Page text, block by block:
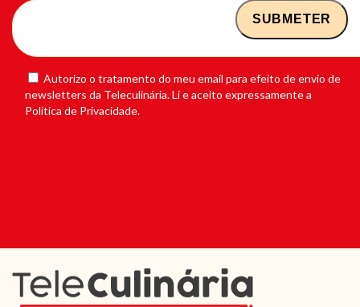
Autorizo o tratamento do meu email para efeito de envio de
newsletters da Teleculinária. Li e aceito expressamente a
Política de Privacidade.